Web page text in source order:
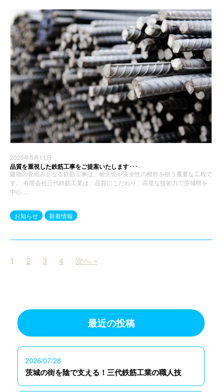
2025年6月11日
品質を重視した鉄筋工事をご提案いたします･･･
建物の骨組みとなる鉄筋工事は、耐久性や安全性の根幹を担う重要な工程で
す。 有限会社三代鉄筋工業は、品質にこだわり、高度な技術力で茨城県を
中心 …
お知らせ 新着情報
1 2 3 4 次へ »
最近の投稿
2026/07/28
茨城の街を陰で支える！三代鉄筋工業の職人技